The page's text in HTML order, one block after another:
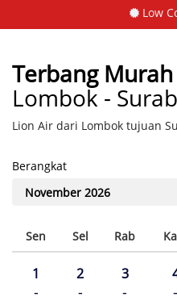
Low
Terbang Murah
Lombok -
Lion Air dari Lombok tujuan
Berangkat
Sen Sel Rab
1
-
2
-
3
- -